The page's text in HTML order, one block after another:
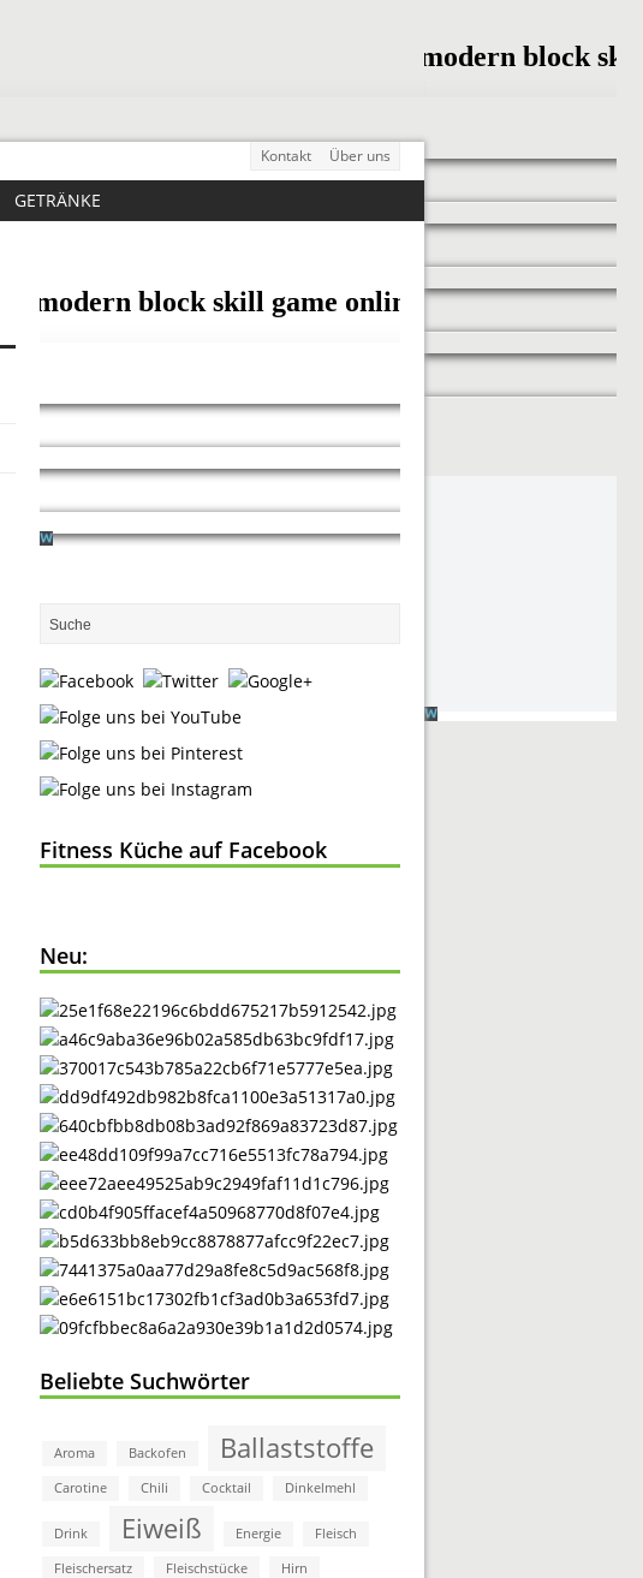
Kontakt Über uns
GETRÄNKE
Fitness Küche auf Facebook
Neu:
Beliebte Suchwörter
Aroma Backofen Ballaststoffe
Carotine Chili Cocktail Dinkelmehl
Drink Eiweiß Energie Fleisch
Fleischersatz Fleischstücke
Hirn